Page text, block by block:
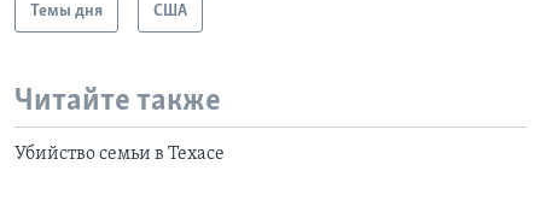
Темы дня США
Читайте также
Убийство семьи в Техасе